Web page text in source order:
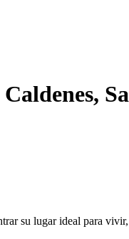
su lugar ideal para